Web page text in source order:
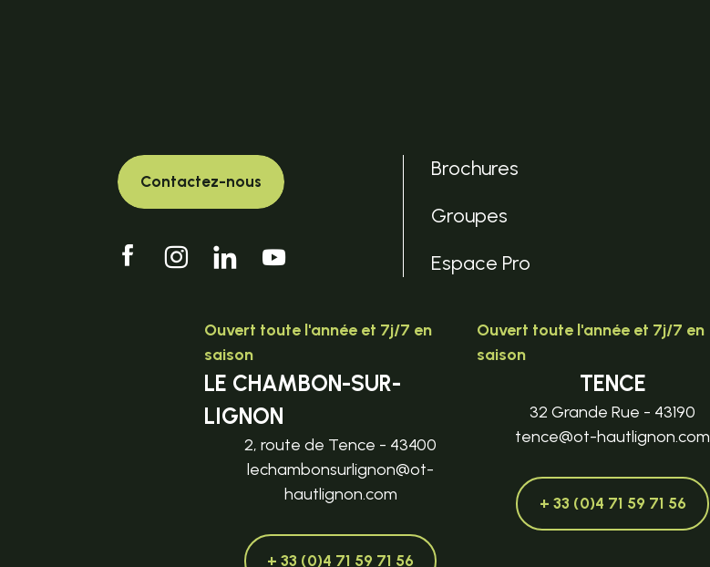
Contactez-nous
Brochures
Groupes
Espace Pro
Ouvert toute l'année et 7j/7 en
saison
LE CHAMBON-SUR-
LIGNON
2, route de Tence - 43400
lechambonsurlignon@ot-
hautlignon.com
+ 33 (0)4 71 59 71 56
Ouvert toute l'année et 7j/7 en
saison
TENCE
32 Grande Rue - 43190
tence@ot-hautlignon.com
+ 33 (0)4 71 59 71 56